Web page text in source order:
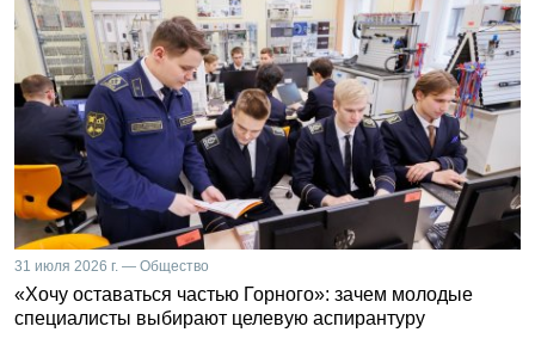
31 июля 2026 г. — Общество
«Хочу оставаться частью Горного»: зачем молодые
специалисты выбирают целевую аспирантуру